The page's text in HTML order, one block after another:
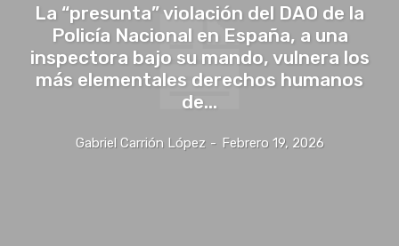
La “presunta” violación del DAO de la
Policía Nacional en España, a una
inspectora bajo su mando, vulnera los
más elementales derechos humanos
de...
Gabriel Carrión López - Febrero 19, 2026